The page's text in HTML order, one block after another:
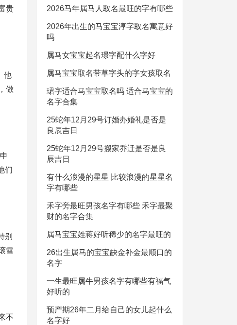
贵
他
做
们
别
雪
不
2026马年属马人取名最旺的字有哪些
2026年出生的马宝宝淳字取名寓意好
吗
属马女宝宝起名璟字配什么字好
属马宝宝取名带草字头的字女孩取名
珺字适合马宝宝取名吗 适合马宝宝的
名字合集
25蛇年12月29号订婚办婚礼是否是
良辰吉日
25蛇年12月29号搬家乔迁是否是良
辰吉日
有什么浪漫的星星 比较浪漫的星星名
字有哪些
禾字旁最旺男孩名字有哪些 禾字最聚
财的名字合集
属马宝宝姓蒋好听稀少的名字最旺的
26出生属马的宝宝缺金补金最顺口的
名字
一生最旺属牛男孩名字有哪些有福气
好听的
预产期26年二月给自己的女儿起什么
名字好